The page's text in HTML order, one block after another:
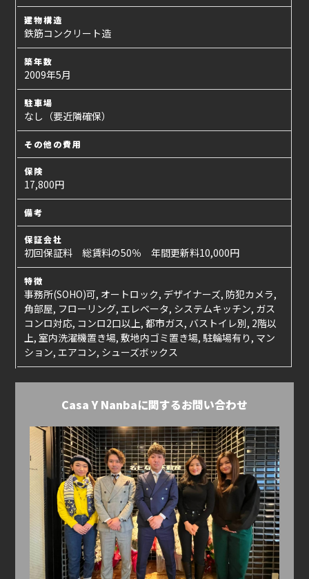
建物構造
鉄筋コンクリート造
築年数
2009年5月
駐車場
なし（要近隣確保）
その他の費用
保険
17,800円
備考
保証会社
初回保証料 総賃料の50％ 年間更新料10,000円
特徴
事務所(SOHO)可, オートロック, デザイナーズ, 防犯カメラ,
角部屋, フローリング, エレベータ, システムキッチン, ガス
コンロ対応, コンロ2口以上, 都市ガス, バストイレ別, 2階以
上, 室内洗濯機置き場, 敷地内ゴミ置き場, 駐輪場有り, マン
ション, エアコン, シューズボックス
Casa Y Nanbaに関するお問い合わせ